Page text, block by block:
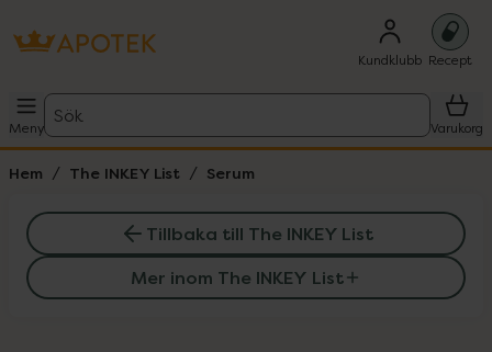
Kundklubb Recept
Meny
Sök
Varukorg
Hem The INKEY List Serum
Tillbaka till The INKEY List
Mer inom The INKEY List